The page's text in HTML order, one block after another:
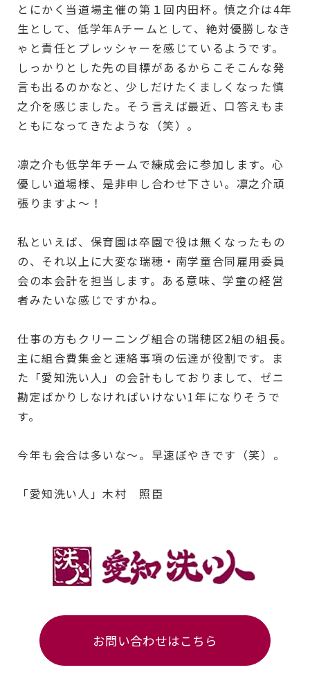
とにかく当道場主催の第１回内田杯。慎之介は4年
生として、低学年Aチームとして、絶対優勝しなき
ゃと責任とプレッシャーを感じているようです。
しっかりとした先の目標があるからこそこんな発
言も出るのかなと、少しだけたくましくなった慎
之介を感じました。そう言えば最近、口答えもま
ともになってきたような（笑）。
凛之介も低学年チームで練成会に参加します。心
優しい道場様、是非申し合わせ下さい。凛之介頑
張りますよ～！
私といえば、保育園は卒園で役は無くなったもの
の、それ以上に大変な瑞穂・南学童合同雇用委員
会の本会計を担当します。ある意味、学童の経営
者みたいな感じですかね。
仕事の方もクリーニング組合の瑞穂区2組の組長。
主に組合費集金と連絡事項の伝達が役割です。ま
た「愛知洗い人」の会計もしておりまして、ゼニ
勘定ばかりしなければいけない1年になりそうで
す。
今年も会合は多いな～。早速ぼやきです（笑）。
「愛知洗い人」木村 照臣
お問い合わせはこちら